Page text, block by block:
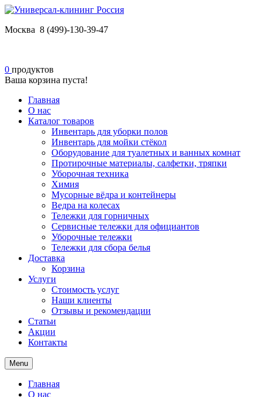
Москва 8 (499)-130-39-47
0 продуктов
Ваша корзина пуста!
Главная
О нас
Каталог товаров
Инвентарь для уборки полов
Инвентарь для мойки стёкол
Оборудование для туалетных и ванных комнат
Протирочные материалы, салфетки, тряпки
Уборочная техника
Химия
Мусорные вёдра и контейнеры
Ведра на колесах
Тележки для горничных
Сервисные тележки для официантов
Уборочные тележки
Тележки для сбора белья
Доставка
Корзина
Услуги
Стоимость услуг
Наши клиенты
Отзывы и рекомендации
Статьи
Акции
Контакты
Menu
Главная
О нас